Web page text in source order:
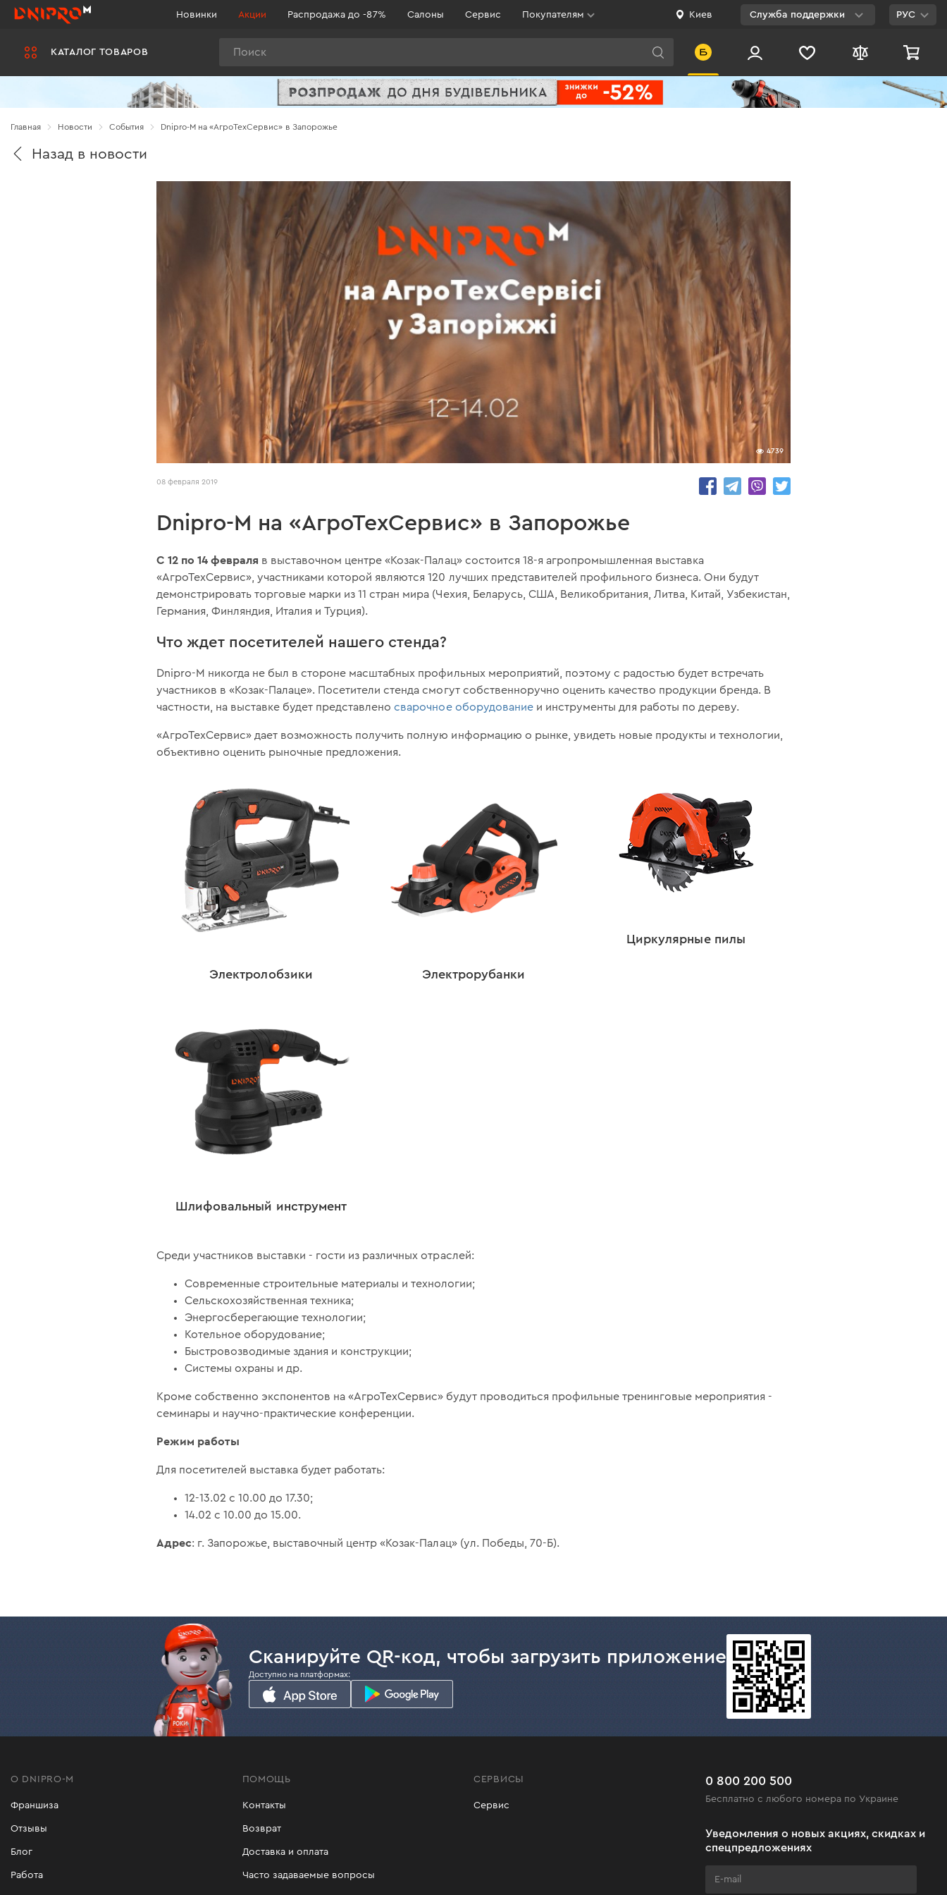
КАТАЛОГ ТОВАРОВ
Новинки Акции Распродажа до -87% Салоны Сервис Покупателям Киев Служба поддержки РУС
Главная Новости Cобытия Dnipro-M на «АгроТехСервис» в Запорожье
Назад в новости
4739
08 февраля 2019
Dnipro-M на «АгроТехСервис» в Запорожье
С 12 по 14 февраля в выставочном центре «Козак-Палац» состоится 18-я агропромышленная выставка
«АгроТехСервис», участниками которой являются 120 лучших представителей профильного бизнеса. Они будут
демонстрировать торговые марки из 11 стран мира (Чехия, Беларусь, США, Великобритания, Литва, Китай, Узбекистан,
Германия, Финляндия, Италия и Турция).
Что ждет посетителей нашего стенда?
Dnipro-M никогда не был в стороне масштабных профильных мероприятий, поэтому с радостью будет встречать
участников в «Козак-Палаце». Посетители стенда смогут собственноручно оценить качество продукции бренда. В
частности, на выставке будет представленосварочное оборудованиеи инструменты для работы по дереву.
«АгроТехСервис» дает возможность получить полную информацию о рынке, увидеть новые продукты и технологии,
объективно оценить рыночные предложения.
Электролобзики Электрорубанки
Циркулярные пилы
Шлифовальный инструмент
Среди участников выставки - гости из различных отраслей:
Современные строительные материалы и технологии;
Сельскохозяйственная техника;
Энергосберегающие технологии;
Котельное оборудование;
Быстровозводимые здания и конструкции;
Системы охраны и др.
Кроме собственно экспонентов на «АгроТехСервис» будут проводиться профильные тренинговые мероприятия -
семинары и научно-практические конференции.
Режим работы
Для посетителей выставка будет работать:
12-13.02 с 10.00 до 17.30;
14.02 с 10.00 до 15.00.
Адрес: г. Запорожье, выставочный центр «Козак-Палац» (ул. Победы, 70-Б).
Сканируйте QR-код, чтобы загрузить приложение
Доступно на платформах:
О DNIPRO-M
Франшиза
Отзывы
Блог
Работа
ПОМОЩЬ
Контакты
Возврат
Доставка и оплата
Часто задаваемые вопросы
СЕРВИСЫ
Сервис
0 800 200 500
Бесплатно с любого номера по Украине
Уведомления о новых акциях, скидках и
спецпредложениях